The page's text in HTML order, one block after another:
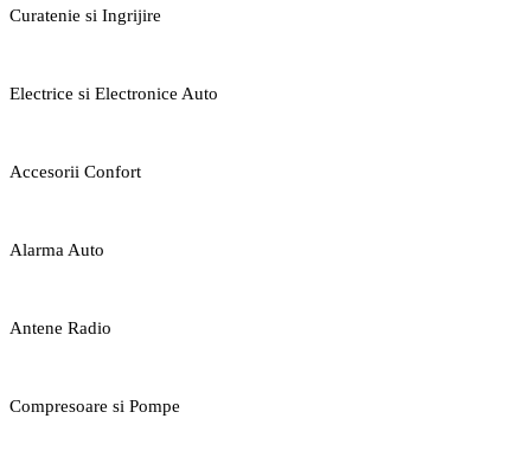
Curatenie si Ingrijire
Electrice si Electronice Auto
Accesorii Confort
Alarma Auto
Antene Radio
Compresoare si Pompe